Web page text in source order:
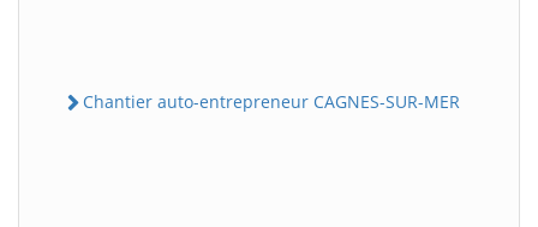
Chantier auto-entrepreneur CAGNES-SUR-MER